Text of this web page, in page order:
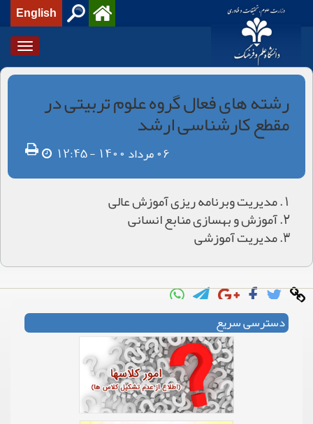
English
رشته های فعال گروه علوم تربیتی در
مقطع کارشناسی ارشد
06 مرداد 1400 - 12:45
مدیریت وبرنامه ریزی آموزش عالی
آموزش و بهسازی منابع انسانی
مدیریت آموزشی
دسترسی سریع